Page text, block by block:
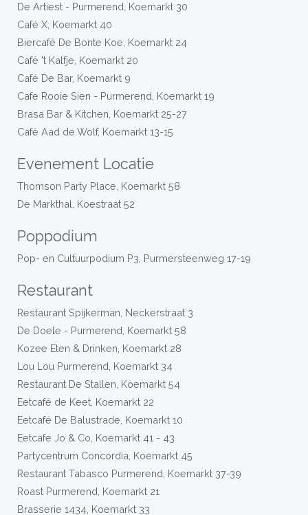
De Artiest - Purmerend, Koemarkt 30
Café X, Koemarkt 40
Biercafé De Bonte Koe, Koemarkt 24
Café 't Kalfje, Koemarkt 20
Café De Bar, Koemarkt 9
Cafe Rooie Sien - Purmerend, Koemarkt 19
Brasa Bar & Kitchen, Koemarkt 25-27
Café Aad de Wolf, Koemarkt 13-15
Evenement Locatie
Thomson Party Place, Koemarkt 58
De Markthal, Koestraat 52
Poppodium
Pop- en Cultuurpodium P3, Purmersteenweg 17-19
Restaurant
Restaurant Spijkerman, Neckerstraat 3
De Doele - Purmerend, Koemarkt 58
Kozee Eten & Drinken, Koemarkt 28
Lou Lou Purmerend, Koemarkt 34
Restaurant De Stallen, Koemarkt 54
Eetcafé de Keet, Koemarkt 22
Eetcafé De Balustrade, Koemarkt 10
Eetcafe Jo & Co, Koemarkt 41 - 43
Partycentrum Concordia, Koemarkt 45
Restaurant Tabasco Purmerend, Koemarkt 37-39
Roast Purmerend, Koemarkt 21
Brasserie 1434, Koemarkt 33